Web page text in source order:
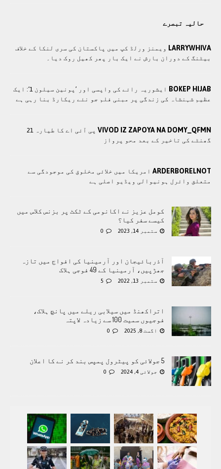
حالیہ تبصرے
LARRYWHIVA ویمنز ورلڈ کپ میں پاکستان کی سری لنکا کے خلاف
بیٹنگ کے دوران بارش نے ایک بار پھر کھیل روک دیا۔
BOKEP HIJAB
ایشوریہ رائے کی واپسی اور ’پونین سیلون 1‘: ایک
عظیم شہنشاہ کی زندگی پر مبنی فلم جو نئے ریکارڈ بنا رہی ہے
VIVOD IZ ZAPOYA NA DOMY_QFMN
پی آئی اے کا طیارہ 21
گھنٹے کی تاخیر کے بعد محو پرواز
ARDERBORELNOT امریکا میں خلائی مخلوق کی موجودگی سے
متعلق وائرل ہونیوالی ویڈیو اصلی ہے
کومل عزیز نے اکانومی کے ٹکٹ پر بزنس کلاس میں
کیسے سفر کیا؟
ستمبر 14, 2023 0
آذربائیجان اور آرمینیا کی افواج میں تازہ
جھڑپیں، آرمینیا کے 49 فوجی ہلاک
ستمبر 13, 2022 5
اتراکھنڈ میں سیلابی ریلے میں پانچ ہلاک،
فوجیوں سمیت 100 سے زیادہ لاپتہ
اگست 8, 2025 0
5 جولائی کو پیٹرول پمپس بند کر نے کا اعلان
جولائی 4, 2024 0